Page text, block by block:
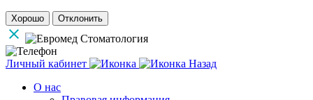
Хорошо Отклонить
Личный кабинет
Назад
О нас